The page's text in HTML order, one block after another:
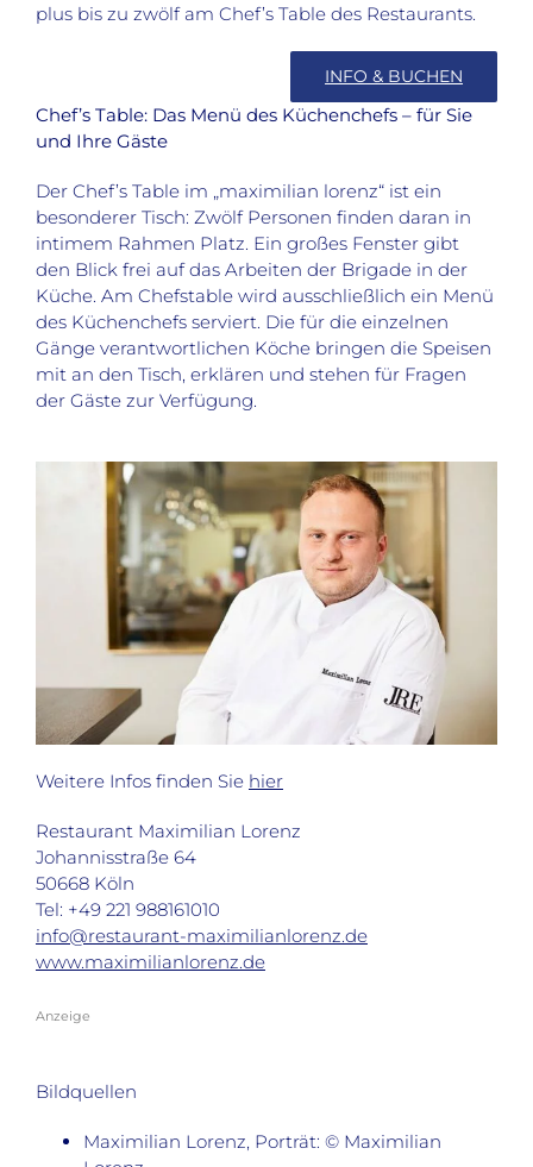
plus bis zu zwölf am Chef’s Table des Restaurants.
INFO & BUCHEN
Chef’s Table: Das Menü des Küchenchefs – für Sie
und Ihre Gäste
Der Chef’s Table im „maximilian lorenz“ ist ein
besonderer Tisch: Zwölf Personen finden daran in
intimem Rahmen Platz. Ein großes Fenster gibt
den Blick frei auf das Arbeiten der Brigade in der
Küche. Am Chefstable wird ausschließlich ein Menü
des Küchenchefs serviert. Die für die einzelnen
Gänge verantwortlichen Köche bringen die Speisen
mit an den Tisch, erklären und stehen für Fragen
der Gäste zur Verfügung.
Weitere Infos finden Sie hier
Restaurant Maximilian Lorenz
Johannisstraße 64
50668 Köln
Tel: +49 221 988161010
info@restaurant-maximilianlorenz.de
www.maximilianlorenz.de
Anzeige
Bildquellen
Maximilian Lorenz, Porträt: © Maximilian